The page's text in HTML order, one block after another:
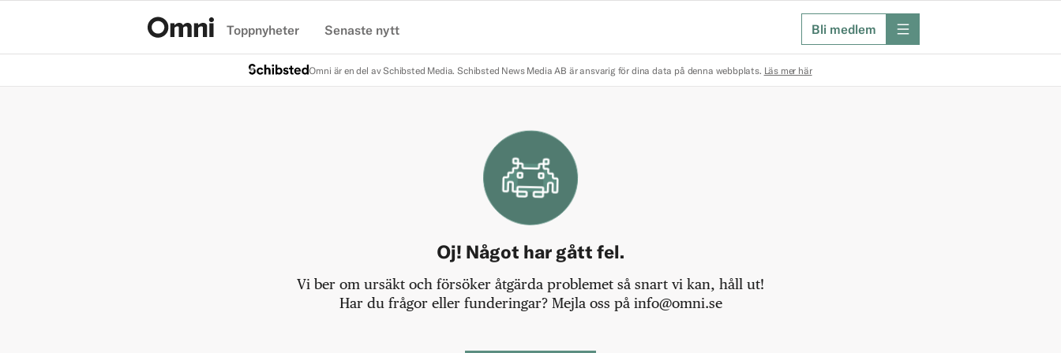
Toppnyheter Senaste nytt Bli medlem meny
Omni är en del av Schibsted Media. Schibsted News Media AB är ansvarig för dina data på denna webbplats. Läs mer här
Oj! Något har gått fel.
Vi ber om ursäkt och försöker åtgärda problemet så snart vi kan, håll ut!
Har du frågor eller funderingar? Mejla oss på info@omni.se